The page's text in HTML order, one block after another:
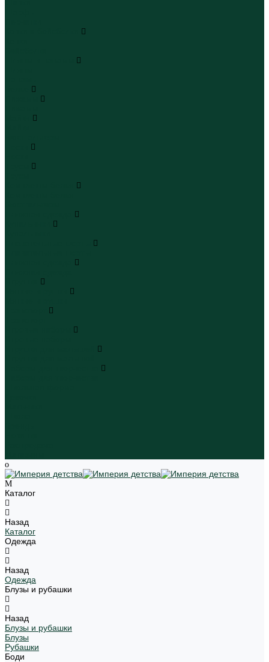
Каталог
Назад
Каталог
Одежда
Назад
Одежда
Блузы и рубашки
Назад
Блузы и рубашки
Блузы
Рубашки
Боди